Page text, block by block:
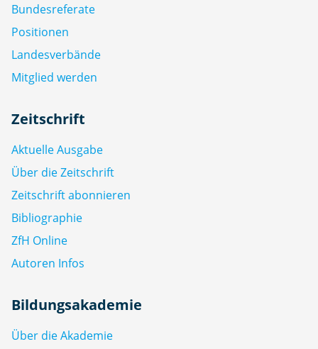
Bundesreferate
Positionen
Landesverbände
Mitglied werden
Zeitschrift
Aktuelle Ausgabe
Über die Zeitschrift
Zeitschrift abonnieren
Bibliographie
ZfH Online
Autoren Infos
Bildungsakademie
Über die Akademie